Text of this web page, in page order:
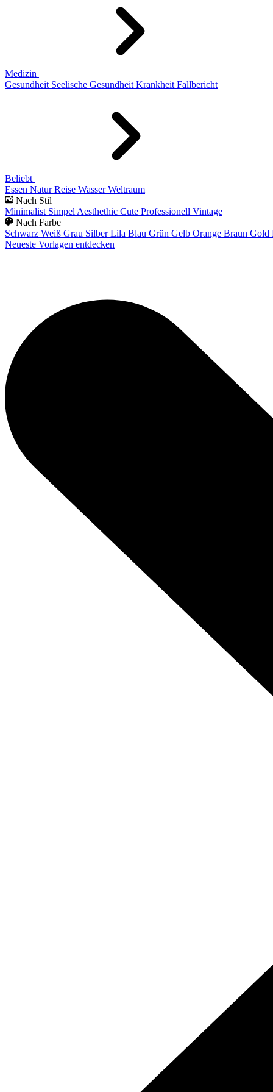
Medizin
Gesundheit Seelische Gesundheit Krankheit Fallbericht
Beliebt
Essen Natur Reise Wasser Weltraum
Nach Stil
Minimalist Simpel Aesthethic Cute Professionell Vintage
Nach Farbe
Schwarz Weiß Grau Silber Lila Blau Grün Gelb Orange Braun Gold
Neueste Vorlagen entdecken